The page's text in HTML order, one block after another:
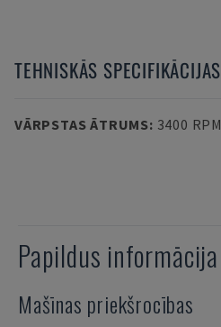
TEHNISKĀS SPECIFIKĀCIJAS
VĀRPSTAS ĀTRUMS: 3400 RPM
Papildus informācija
Mašīnas priekšrocības